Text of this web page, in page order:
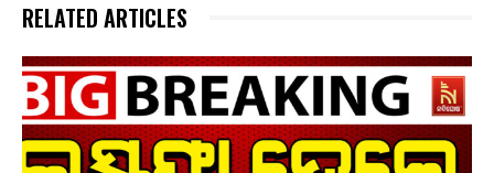
RELATED ARTICLES